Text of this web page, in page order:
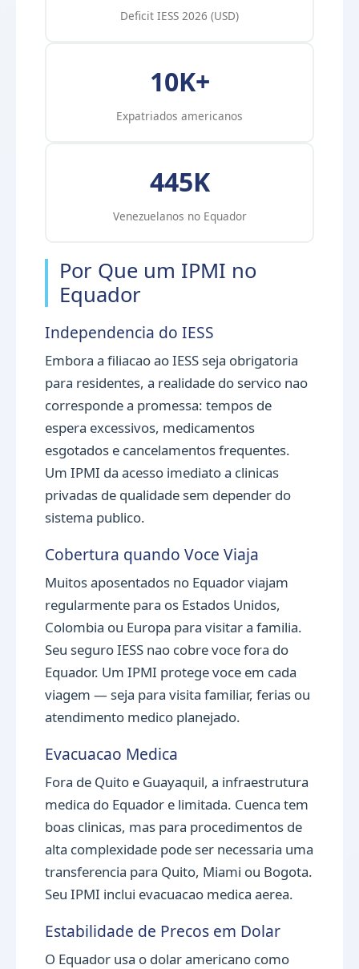
Deficit IESS 2026 (USD)
10K+
Expatriados americanos
445K
Venezuelanos no Equador
Por Que um IPMI no
Equador
Independencia do IESS
Embora a filiacao ao IESS seja obrigatoria
para residentes, a realidade do servico nao
corresponde a promessa: tempos de
espera excessivos, medicamentos
esgotados e cancelamentos frequentes.
Um IPMI da acesso imediato a clinicas
privadas de qualidade sem depender do
sistema publico.
Cobertura quando Voce Viaja
Muitos aposentados no Equador viajam
regularmente para os Estados Unidos,
Colombia ou Europa para visitar a familia.
Seu seguro IESS nao cobre voce fora do
Equador. Um IPMI protege voce em cada
viagem — seja para visita familiar, ferias ou
atendimento medico planejado.
Evacuacao Medica
Fora de Quito e Guayaquil, a infraestrutura
medica do Equador e limitada. Cuenca tem
boas clinicas, mas para procedimentos de
alta complexidade pode ser necessaria uma
transferencia para Quito, Miami ou Bogota.
Seu IPMI inclui evacuacao medica aerea.
Estabilidade de Precos em Dolar
O Equador usa o dolar americano como